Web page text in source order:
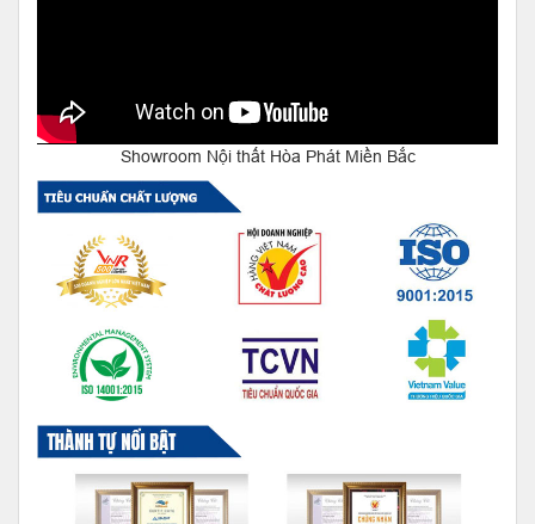
Showroom Nội thất Hòa Phát Miền Bắc